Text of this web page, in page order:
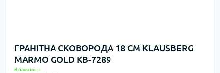
ГРАНІТНА СКОВОРОДА 18 СМ KLAUSBERG
MARMO GOLD KB-7289
В наявності